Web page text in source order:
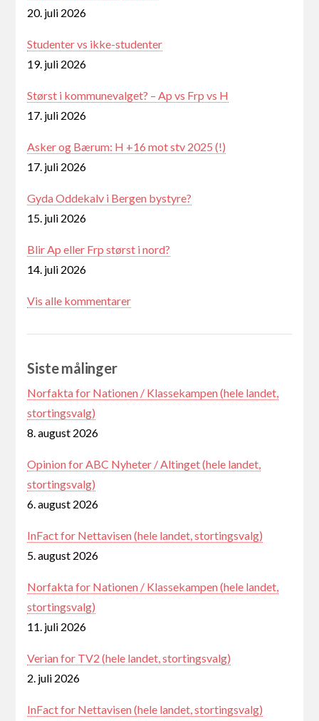
20. juli 2026
Studenter vs ikke-studenter
19. juli 2026
Størst i kommunevalget? – Ap vs Frp vs H
17. juli 2026
Asker og Bærum: H +16 mot stv 2025 (!)
17. juli 2026
Gyda Oddekalv i Bergen bystyre?
15. juli 2026
Blir Ap eller Frp størst i nord?
14. juli 2026
Vis alle kommentarer
Siste målinger
Norfakta for Nationen / Klassekampen (hele landet,
stortingsvalg)
8. august 2026
Opinion for ABC Nyheter / Altinget (hele landet,
stortingsvalg)
6. august 2026
InFact for Nettavisen (hele landet, stortingsvalg)
5. august 2026
Norfakta for Nationen / Klassekampen (hele landet,
stortingsvalg)
11. juli 2026
Verian for TV2 (hele landet, stortingsvalg)
2. juli 2026
InFact for Nettavisen (hele landet, stortingsvalg)